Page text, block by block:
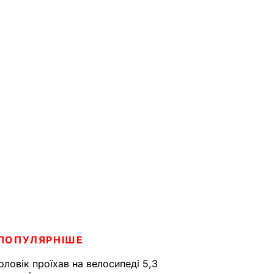
проїхав на велосипеді 5,3